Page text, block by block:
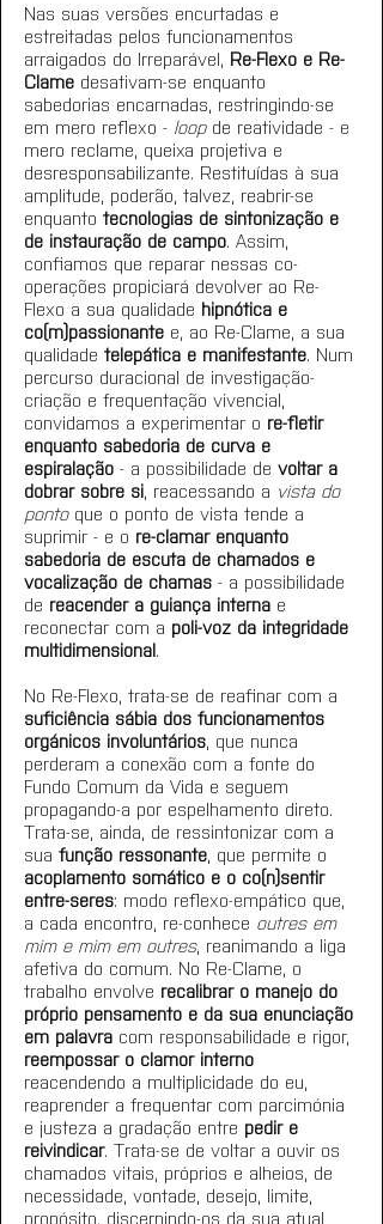
Nas suas versões encurtadas e
estreitadas pelos funcionamentos
arraigados do Irreparável, Re-Flexo e Re-
Clame desativam-se enquanto
sabedorias encarnadas, restringindo-se
em mero reflexo - loop de reatividade - e
mero reclame, queixa projetiva e
desresponsabilizante. Restituídas à sua
amplitude, poderão, talvez, reabrir-se
enquanto tecnologias de sintonização e
de instauração de campo. Assim,
confiamos que reparar nessas co-
operações propiciará devolver ao Re-
Flexo a sua qualidade hipnótica e
co(m)passionante e, ao Re-Clame, a sua
qualidade telepática e manifestante. Num
percurso duracional de investigação-
criação e frequentação vivencial,
convidamos a experimentar o re-fletir
enquanto sabedoria de curva e
espiralação - a possibilidade de voltar a
dobrar sobre si, reacessando a vista do
ponto que o ponto de vista tende a
suprimir - e o re-clamar enquanto
sabedoria de escuta de chamados e
vocalização de chamas - a possibilidade
de reacender a guiança interna e
reconectar com a poli-voz da integridade
multidimensional.
No Re-Flexo, trata-se de reafinar com a
suficiência sábia dos funcionamentos
orgánicos involuntários, que nunca
perderam a conexão com a fonte do
Fundo Comum da Vida e seguem
propagando-a por espelhamento direto.
Trata-se, ainda, de ressintonizar com a
sua função ressonante, que permite o
acoplamento somático e o co(n)sentir
entre-seres: modo reflexo-empático que,
a cada encontro, re-conhece outres em
mim e mim em outres, reanimando a liga
afetiva do comum. No Re-Clame, o
trabalho envolve recalibrar o manejo do
próprio pensamento e da sua enunciação
em palavra com responsabilidade e rigor,
reempossar o clamor interno
reacendendo a multiplicidade do eu,
reaprender a frequentar com parcimónia
e justeza a gradação entre pedir e
reivindicar. Trata-se de voltar a ouvir os
chamados vitais, próprios e alheios, de
necessidade, vontade, desejo, limite,
propósito, discernindo-os da sua atual